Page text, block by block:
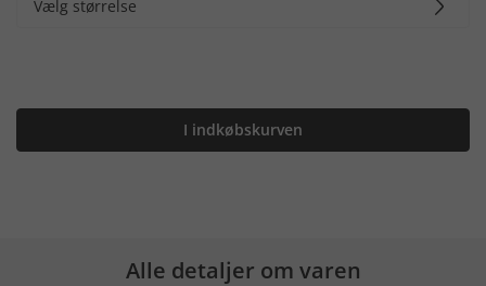
Vælg størrelse
I indkøbskurven
Alle detaljer om varen